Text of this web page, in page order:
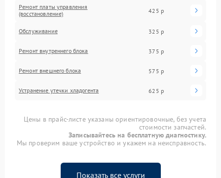
Ремонт платы управления
(восстановление)
425 р
Обслуживание 325 р
Ремонт внутреннего блока 375 р
Ремонт внешнего блока 575 р
Устранение утечки хладогента 625 р
Цены в прайс-листе указаны ориентировочные, без учета
стоимости запчастей.
Записывайтесь на бесплатную диагностику.
Мы проверим ваше устройство и укажем на неисправность.
Показать все услуги